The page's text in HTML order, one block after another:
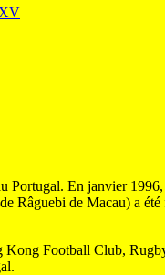
En janvier
de Macau) a
Football Club,